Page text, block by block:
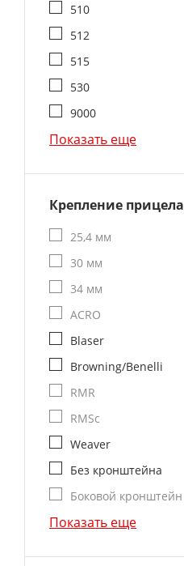
510
512
515
530
9000
Показать еще
Крепление прицела
25,4 мм
30 мм
34 мм
ACRO
Blaser
Browning/Benelli
RMR
RMSc
Weaver
Без кронштейна
Боковой кронштейн
Показать еще